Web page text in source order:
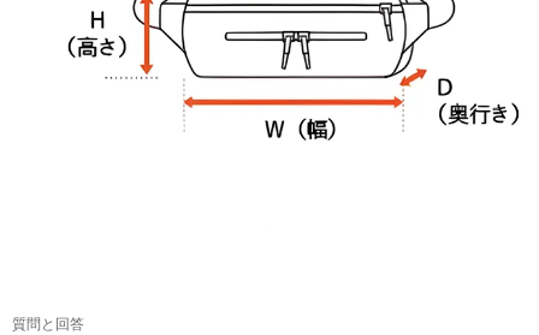
質問と回答